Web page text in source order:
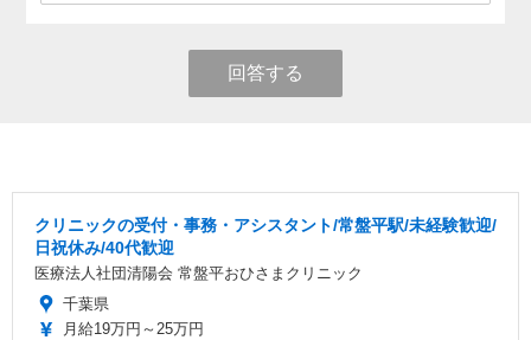
回答する
クリニックの受付・事務・アシスタント/常盤平駅/未経験歓迎/
日祝休み/40代歓迎
医療法人社団清陽会 常盤平おひさまクリニック
千葉県
月給19万円～25万円